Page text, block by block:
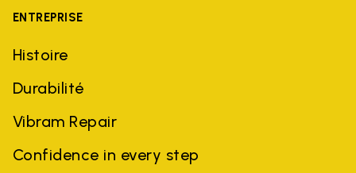
ENTREPRISE
Histoire
Durabilité
Vibram Repair
Confidence in every step